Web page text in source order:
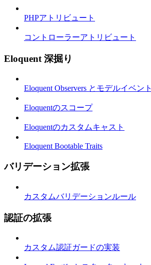
PHPアトリビュート
コントローラーアトリビュート
Eloquent 深掘り
Eloquent Observers とモデルイベント
Eloquentのスコープ
Eloquentのカスタムキャスト
Eloquent Bootable Traits
バリデーション拡張
カスタムバリデーションルール
認証の拡張
カスタム認証ガードの実装